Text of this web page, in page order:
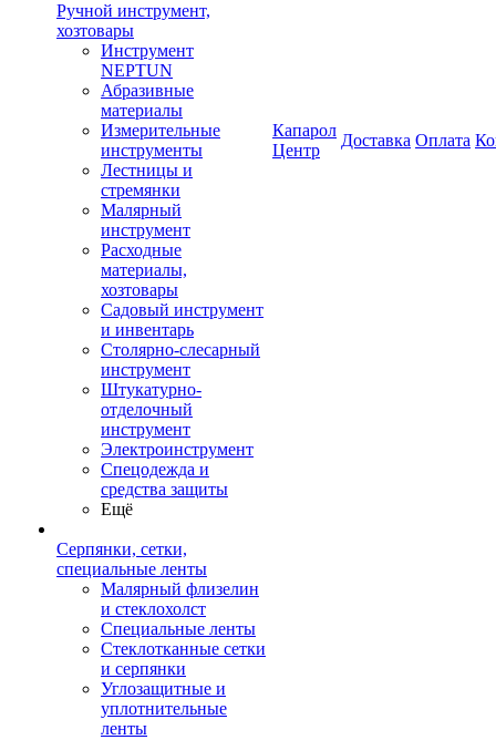
Ручной инструмент,
хозтовары
Инструмент
NEPTUN
Абразивные
материалы
Измерительные
инструменты
Лестницы и
стремянки
Малярный
инструмент
Расходные
материалы,
хозтовары
Садовый инструмент
и инвентарь
Столярно-слесарный
инструмент
Штукатурно-
отделочный
инструмент
Электроинструмент
Спецодежда и
средства защиты
Ещё
Серпянки, сетки,
специальные ленты
Малярный флизелин
и стеклохолст
Специальные ленты
Стеклотканные сетки
и серпянки
Углозащитные и
уплотнительные
ленты
Капарол
Центр
Доставка Оплата